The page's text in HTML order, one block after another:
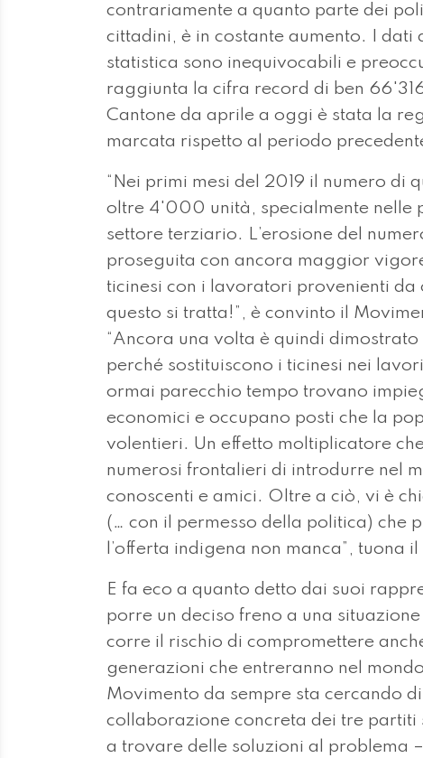
contrariamente a quanto parte dei
cittadini, è in costante aumento. I dati
statistica sono inequivocabili e
raggiunta la cifra record di ben
Cantone da aprile a oggi è stata la
marcata rispetto al periodo
“Nei primi mesi del 2019 il numero di
oltre 4'000 unità, specialmente nelle
settore terziario. L’erosione del
proseguita con ancora maggior
ticinesi con i lavoratori provenienti da
questo si tratta!”, è convinto il
“Ancora una volta è quindi
perché sostituiscono i ticinesi nei
ormai parecchio tempo trovano
economici e occupano posti che la
volentieri. Un effetto moltiplicatore
numerosi frontalieri di introdurre nel
conoscenti e amici. Oltre a ciò, vi è
(… con il permesso della politica) che
l’offerta indigena non manca”, tuona
E fa eco a quanto detto dai suoi
porre un deciso freno a una
corre il rischio di compromettere
generazioni che entreranno nel
Movimento da sempre sta cercando
collaborazione concreta dei tre partiti
a trovare delle soluzioni al problema